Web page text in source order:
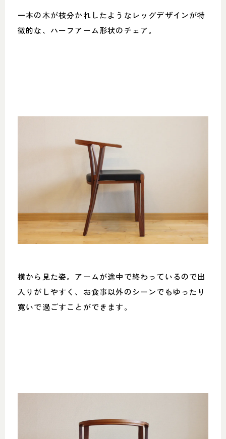
一本の木が枝分かれしたようなレッグデザインが特
徴的な、ハーフアーム形状のチェア。
横から見た姿。アームが途中で終わっているので出
入りがしやすく、お食事以外のシーンでもゆったり
寛いで過ごすことができます。